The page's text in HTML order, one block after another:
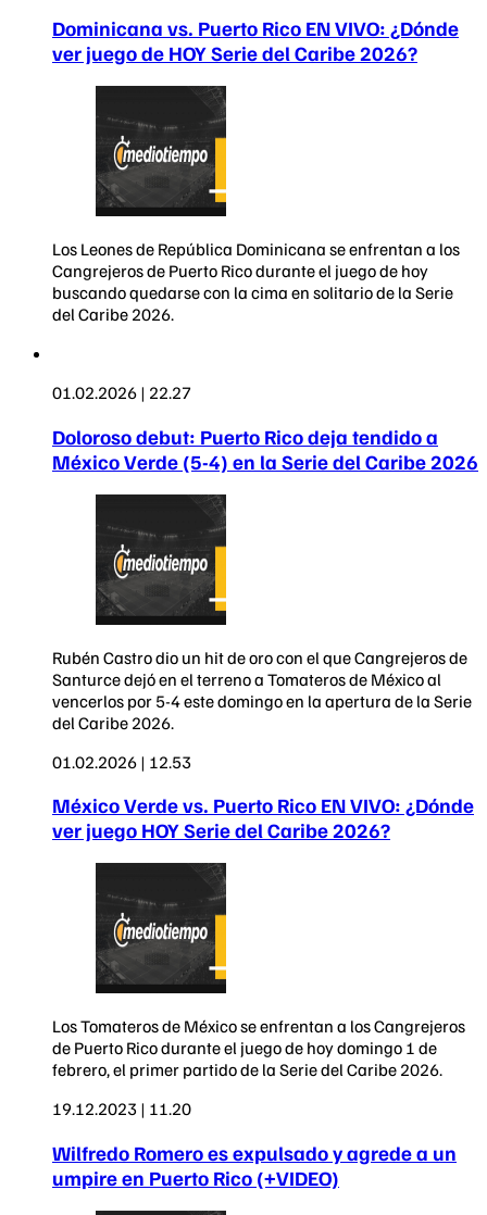
Dominicana vs. Puerto Rico EN VIVO: ¿Dónde
ver juego de HOY Serie del Caribe 2026?
Los Leones de República Dominicana se enfrentan a los
Cangrejeros de Puerto Rico durante el juego de hoy
buscando quedarse con la cima en solitario de la Serie
del Caribe 2026.
01.02.2026 | 22.27
Doloroso debut: Puerto Rico deja tendido a
México Verde (5-4) en la Serie del Caribe 2026
Rubén Castro dio un hit de oro con el que Cangrejeros de
Santurce dejó en el terreno a Tomateros de México al
vencerlos por 5-4 este domingo en la apertura de la Serie
del Caribe 2026.
01.02.2026 | 12.53
México Verde vs. Puerto Rico EN VIVO: ¿Dónde
ver juego HOY Serie del Caribe 2026?
Los Tomateros de México se enfrentan a los Cangrejeros
de Puerto Rico durante el juego de hoy domingo 1 de
febrero, el primer partido de la Serie del Caribe 2026.
19.12.2023 | 11.20
Wilfredo Romero es expulsado y agrede a un
umpire en Puerto Rico (+VIDEO)